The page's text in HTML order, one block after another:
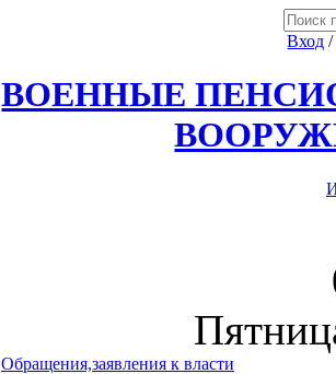
Вход
ВОЕННЫЕ
Обращения,заявления к власти